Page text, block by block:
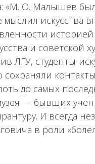
«М. О. Малышев
искусства
и советской
ЛГУ, студенты-
до самых
— бывших
И всегда
в роли